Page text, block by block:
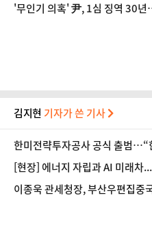
'무인기 의혹' 尹, 1심 징역 30
김지현 기자가 쓴 기사
한미전략투자공사 공식 출범…“
[현장] 에너지 자립과 AI 미래차
이종욱 관세청장, 부산우편집중